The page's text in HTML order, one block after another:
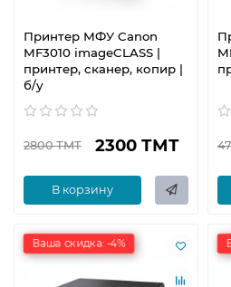
Принтер МФУ Canon
MF3010 imageCLASS |
принтер, сканер, копир |
б/у
2800 ТМТ 2300 ТМТ
В корзину
Ваша скидка: -4%